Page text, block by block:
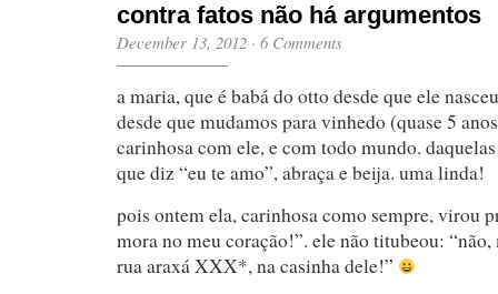
contra fatos não há argumentos
December 13, 2012 · 6 Comments
a maria, que é babá do otto desde que ele
desde que mudamos para vinhedo (quase 5
carinhosa com ele, e com todo mundo.
que diz “eu te amo”, abraça e beija. uma linda!
pois ontem ela, carinhosa como sempre, virou
mora no meu coração!”. ele não titubeou:
rua araxá XXX*, na casinha dele!”